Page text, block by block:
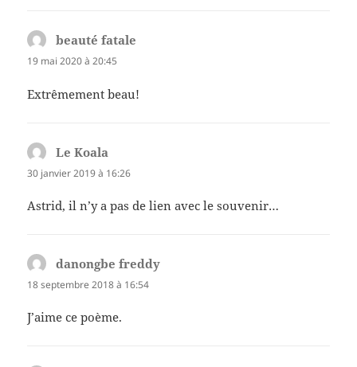
beauté fatale
19 mai 2020 à 20:45
Extrêmement beau!
Le Koala
30 janvier 2019 à 16:26
Astrid, il n’y a pas de lien avec le souvenir…
danongbe freddy
18 septembre 2018 à 16:54
J’aime ce poème.